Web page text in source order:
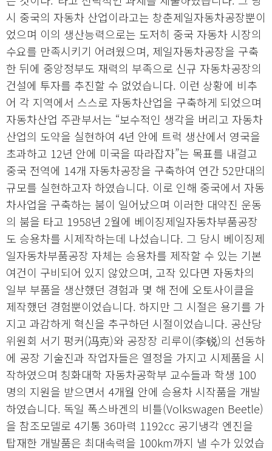
시 중국의 자동차 산업이라고는 창춘제일자동차공장뿐이
었으며 이의 생산능력으로는 도저히 중국 자동차 시장의
수요를 만족시키기 어려웠으며, 제일자동차공장을 구축
한 뒤에 중앙정부도 재력의 부족으로 신규 자동차공장의
건설에 투자를 추진할 수 없었습니다. 이런 상황에 비추
어 각 지역에서 스스로 자동차산업을 구축하게 되었으며
자동차산업 주관부서는 “보수적인 생각을 버리고 자동차
산업의 도약을 실현하여 4년 안에 트럭 생산에서 영국을
초과하고 12년 안에 미국을 따라잡자”는 목표를 내걸고
중국 전역에 14개 자동차공장을 구축하여 연간 52만대의
규모를 실현하고자 하였습니다. 이로 인해 중국에서 자동
차사업을 구축하는 붐이 일어났으며 이러한 대약진 운동
의 붐을 타고 1958년 2월에 베이징제일자동차부품공장
도 승용차를 시제작하는데 나섰습니다. 그 당시 베이징제
일자동차부품공장 자체는 승용차를 제작할 수 있는 기본
여건이 구비되어 있지 않았으며, 고작 있다면 자동차의
일부 부품을 생산했던 경험과 몇 해 전에 오토사이클을
제작했던 경험뿐이었습니다. 하지만 그 시절은 용기를 가
지고 과감하게 혁신을 추구하던 시절이었습니다. 공산당
위원회 서기 펑커(冯克)와 공장장 리루이(李锐)의 선동하
에 공장 기술진과 작업자들은 열정을 가지고 시제품을 시
작하였으며 칭화대학 자동차공학부 교수들과 학생 100
명의 지원을 받으면서 4개월 안에 승용차 시작품을 개발
하였습니다. 독일 폭스바겐의 비틀(Volkswagen Beetle)
을 참조모델로 4기통 36마력 1192cc 공기냉각 엔진을
탑재한 개발품은 최대속력을 100km까지 낼 수가 있었습